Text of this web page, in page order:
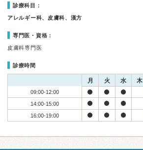
診療科目：
アレルギー科、皮膚科、漢方
専門医・資格：
皮膚科専門医
診療時間
月 火 水 木
09:00-12:00
14:00-15:00
16:00-19:00